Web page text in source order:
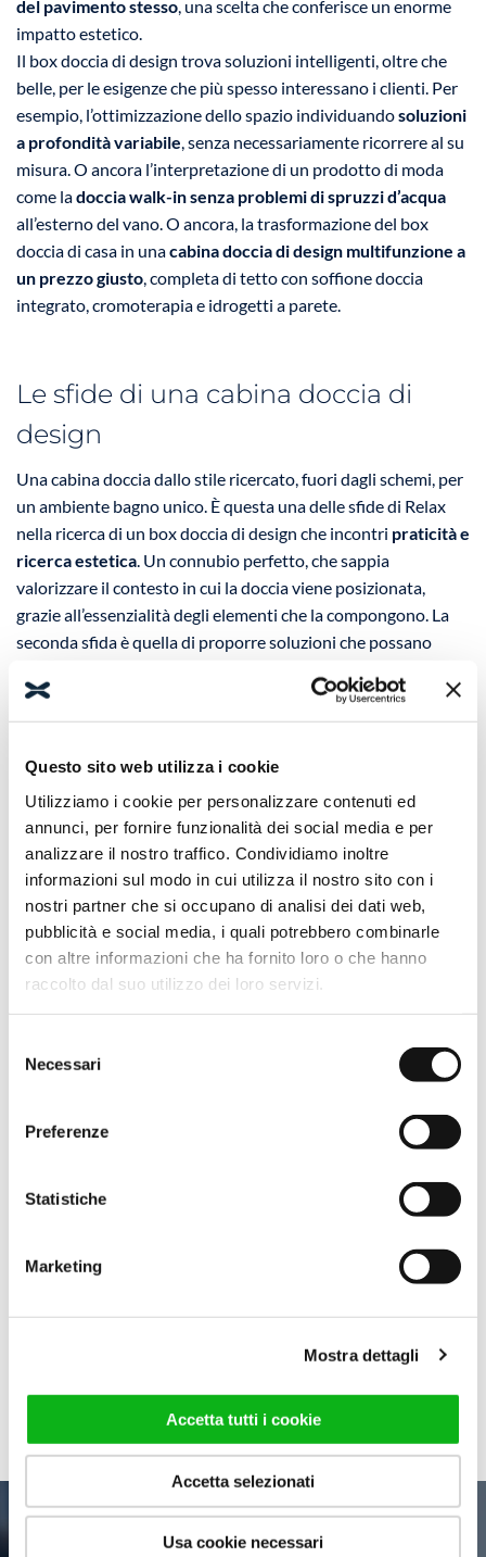
Questo sito web utilizza i cookie
Utilizziamo i cookie per personalizzare contenuti ed
annunci, per fornire funzionalità dei social media e per
analizzare il nostro traffico. Condividiamo inoltre
informazioni sul modo in cui utilizza il nostro sito con i
nostri partner che si occupano di analisi dei dati web,
pubblicità e social media, i quali potrebbero combinarle
con altre informazioni che ha fornito loro o che hanno
raccolto dal suo utilizzo dei loro servizi.
delNecessari
Preferenze
Statistiche
Marketing
Mostra dettagli
Accetta tutti i cookie
Accetta selezionati
Usa cookie necessari
del pavimento stesso , una scelta che conferisce un enorme
impatto estetico.
Il box doccia di design trova soluzioni intelligenti, oltre che
belle, per le esigenze che più spesso interessano i clienti. Per
esempio, l’ottimizzazione dello spazio individuandosoluzioni
a profondità variabile , senza necessariamente ricorrere al su
misura. O ancora l’interpretazione di un prodotto di moda
come ladoccia walk-in senza problemi di spruzzi d’acqua
all’esterno del vano. O ancora, la trasformazione del box
doccia di casa in unacabina doccia di design multifunzione a
un prezzo giusto , completa di tetto con soffione doccia
integrato, cromoterapia e idrogetti a parete.
Le sfide di una cabina doccia di
design
Una cabina doccia dallo stile ricercato, fuori dagli schemi, per
un ambiente bagno unico. È questa una delle sfide di Relax
nella ricerca di un box doccia di design che incontri praticità e
ricerca estetica . Un connubio perfetto, che sappia
valorizzare il contesto in cui la doccia viene posizionata,
grazie all’essenzialità degli elementi che la compongono. La
seconda sfida è quella di proporre soluzioni che possano
design Relax è certificata dal più importante ente
certificatore Europeo,TÜV SÜD.
Alcuni esempi di cabina doccia di design
Relax
raggiatura del vetro.
Vuoi vedere altri box